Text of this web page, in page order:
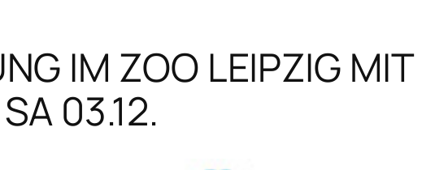
IM ZOO LEIPZIG MIT
03.12.